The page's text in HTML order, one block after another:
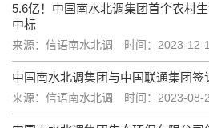
5.6亿！中国南水北调集团首个农村
中标
来源：信语南水北调 时间：2023-12-
中国南水北调集团与中国联通集团签
来源：信语南水北调 时间：2023-08-